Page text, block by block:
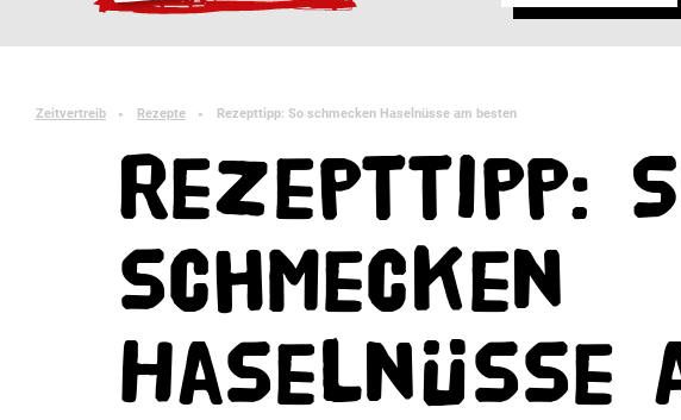
Zeitvertreib ► Rezepte ► Rezepttipp: So schmecken Haselnüsse am besten
Rezepttipp:
schmecken
Haselnüsse